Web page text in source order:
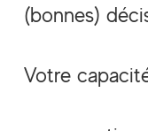
(bonnes)
Votre